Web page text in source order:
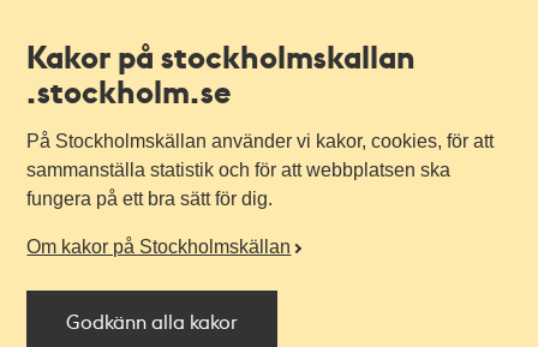
Kakor på stockholmskallan
.stockholm.se
På Stockholmskällan använder vi kakor, cookies, för att
sammanställa statistik och för att webbplatsen ska
fungera på ett bra sätt för dig.
Om kakor på Stockholmskällan
Godkänn alla kakor